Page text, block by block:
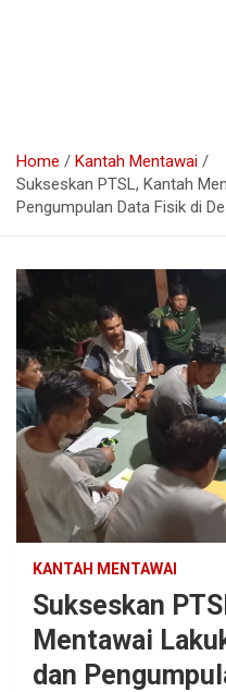
Home
Kantah Mentawai
Sukseskan PTSL, Kantah
Pengumpulan Data Fisik di
KANTAH MENTAWAI
Sukseskan
Mentawai
dan